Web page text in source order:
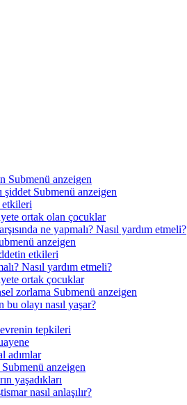
Submenü anzeigen
şiddet Submenü anzeigen
etkileri
ortak olan çocuklar
ne yapmalı? Nasıl yardım etmeli?
anzeigen
etkileri
Nasıl yardım etmeli?
ortak çocuklar
zorlama Submenü anzeigen
bu olayı nasıl yaşar?
tepkileri
adımlar
Submenü anzeigen
yaşadıkları
nasıl anlaşılır?